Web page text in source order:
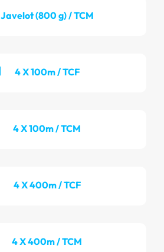
Javelot (800 g) / TCM
4 X 100m / TCF
4 X 100m / TCM
4 X 400m / TCF
4 X 400m / TCM